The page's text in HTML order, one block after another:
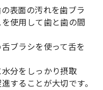
表面の汚れを歯ブラ
使用して歯と歯の間
ブラシを使って舌を
分をしっかり摂取
することが大切です。